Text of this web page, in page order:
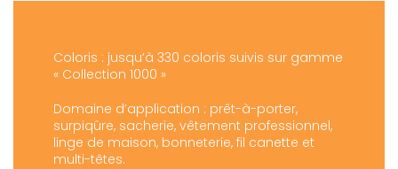
Coloris : jusqu’à 330 coloris suivis sur gamme
« Collection 1000 »
Domaine d’application : prêt-à-porter,
surpiqûre, sacherie, vêtement professionnel,
linge de maison, bonneterie, fil canette et
multi-têtes.